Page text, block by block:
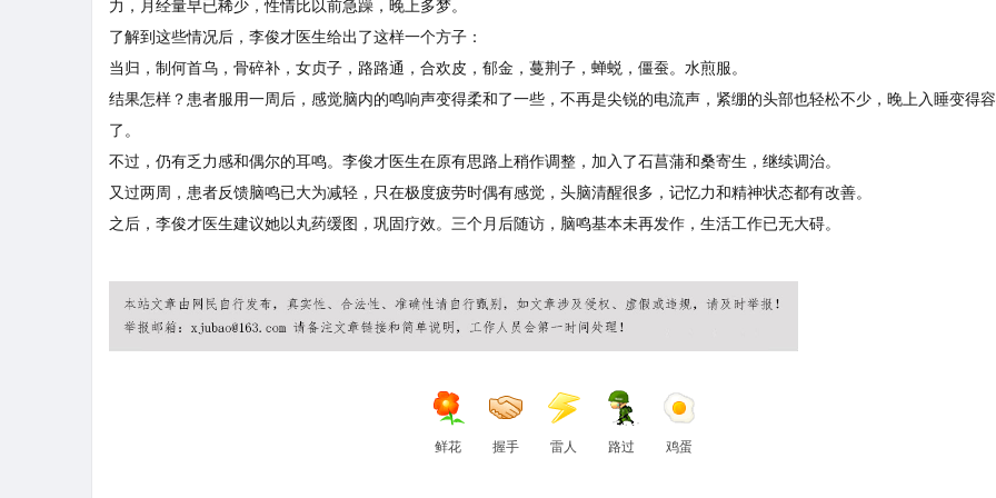
力，月经量早已稀少，性情比以前急躁，晚上多梦。
了解到这些情况后，李俊才医生给出了这样一个方子：
当归，制何首乌，骨碎补，女贞子，路路通，合欢皮，郁金，蔓荆子，蝉蜕，僵蚕。水煎服。
结果怎样？患者服用一周后，感觉脑内的鸣响声变得柔和了一些，不再是尖锐的电流声，紧绷的头部也轻松不少，晚上入睡变得
了。
不过，仍有乏力感和偶尔的耳鸣。李俊才医生在原有思路上稍作调整，加入了石菖蒲和桑寄生，继续调治。
又过两周，患者反馈脑鸣已大为减轻，只在极度疲劳时偶有感觉，头脑清醒很多，记忆力和精神状态都有改善。
之后，李俊才医生建议她以丸药缓图，巩固疗效。三个月后随访，脑鸣基本未再发作，生活工作已无大碍。
鲜花 握手 雷人 路过 鸡蛋